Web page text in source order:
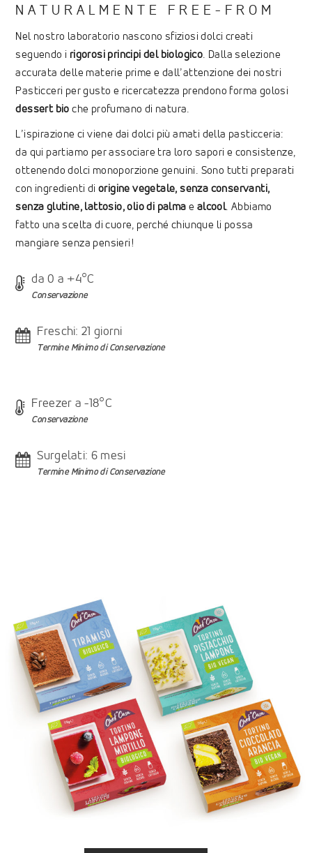
NATURALMENTE FREE-FROM
Nel nostro laboratorio nascono sfiziosi dolci creati
seguendo i rigorosi principi del biologico . Dalla selezione
accurata delle materie prime e dall’attenzione dei nostri
Pasticceri per gusto e ricercatezza prendono forma golosi
dessert bio che profumano di natura.
L’ispirazione ci viene dai dolci più amati della pasticceria:
da qui partiamo per associare tra loro sapori e consistenze,
ottenendo dolci monoporzione genuini. Sono tutti preparati
con ingredienti di origine vegetale, senza conservanti,
senza glutine, lattosio, olio di palma e alcool. Abbiamo
fatto una scelta di cuore, perché chiunque li possa
mangiare senza pensieri!
da 0 a +4°C
Conservazione
Freschi: 21 giorni
Termine Minimo di Conservazione
Freezer a -18°C
Conservazione
Surgelati: 6 mesi
Termine Minimo di Conservazione